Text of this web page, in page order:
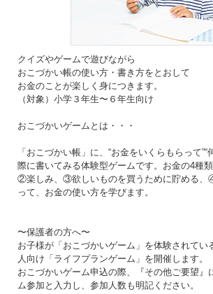
クイズやゲームで遊びながら
おこづかい帳の使い方・書き方をとおして
お金のことが楽しく身につきます。
（対象）小学３年生〜６年生向け
おこづかいゲームとは・・・
「おこづかい帳」に、“お金をいくらもらって”“
際に書いてみる体験型ゲームです。お金の4種
②楽しみ、③欲しいものを買うために貯める、
って、お金の使い方を学びます。
〜保護者の方へ〜
お子様が「おこづかいゲーム」を体験されてい
人向け「ライフプランゲーム」を開催します。
おこづかいゲーム申込の際、『その他ご要望』
ム参加と入力し、参加人数も明記ください。